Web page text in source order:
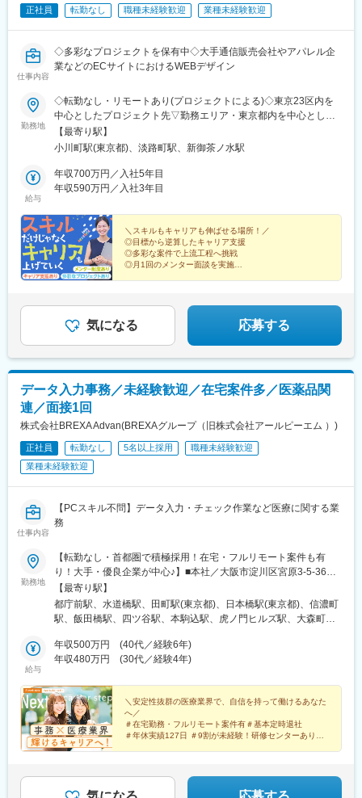
正社員 転勤なし 職種未経験歓迎 業種未経験歓迎
仕事内容
◇多彩なプロジェクトを保有中◇大手通信販売会社やアパレル企
業などのECサイトにおけるWEBデザイン
勤務地
◇転勤なし・リモートあり(プロジェクトによる)◇東京23区内を
中心としたプロジェクト先▽勤務エリア・東京都内を中心とした
一都三県・東京23区内のプロジェクトが中心・プロジェクトによ
りリモートワークあり・千葉、埼玉、神奈川にも案件あり。強制
ル8F
【最寄り駅】
小川町駅(東京都)、淡路町駅、新御茶ノ水駅
給与
年収700万円／入社5年目
年収590万円／入社3年目
＼スキルもキャリアも伸ばせる場所！／
◎目標から逆算したキャリア支援
◎多彩な案件で上流工程へ挑戦
◎月1回のメンター面談を実施
◎挑戦を否定しない企業文化
気になる 応募する
データ入力事務／未経験歓迎／在宅案件多／医薬品関
連／面接1回
株式会社BREXA Advan(BREXAグループ（旧株式会社アールピーエム ）)
正社員 転勤なし 5名以上採用
職種未経験歓迎
業種未経験歓迎
仕事内容
【PCスキル不問】データ入力・チェック作業など医療に関する業
務
勤務地
【転勤なし・首都圏で積極採用！在宅・フルリモート案件も有
り！大手・優良企業が中心♪】■本社／大阪市淀川区宮原3-5-36
新大阪トラストタワー19F変更の範囲、上記を除く当社関連勤務
地◆プロジェクト先例東京23区内、横浜、大宮、千葉、その他＜
配属先最寄り駅の一例＞飯田橋／日本橋／浜松町／信濃町／四ツ
◆POINT！#大手企業など約300社の取引先あり！（製薬メーカ
ー、製薬関連企業、化粧品関連企業、臨床研究センターなど）#最
在宅プロジェクト多数＃定時退社基本＆土日祝休み＃安定性抜群
の医療業界で事務として活躍＃未経験入社8割×研修センターで手
厚くフォロー＃産育休の取得実績100％#転居を伴う転勤なし※受
動喫煙対策：オフィス内禁煙
【最寄り駅】
都庁前駅、水道橋駅、田町駅(東京都)、日本橋駅(東京都)、信濃町
駅、飯田橋駅、四ツ谷駅、本駒込駅、虎ノ門ヒルズ駅、大森町
駅(東京都)、八丁堀駅(東京都)、三越前駅、宝町駅(東京都)、高輪
ゲートウェイ駅、汐留駅、落合駅(東京都)、新大塚駅、千石駅、茗
五反田駅、昭島駅、大宮駅(埼玉県)、さいたま新都心駅、南大塚
駅、川崎駅、横浜駅、あざみ野駅、青葉台駅、綱島駅、柏の葉キ
ャンパス駅、南新宿駅、西新宿駅、後楽園駅、三田駅(東京都)、国
立競技場駅、牛込神楽坂駅、麹町駅、御成門駅、梅屋敷駅(東京
都)、要町駅、茅場町駅、都電雑司ケ谷駅、京急蒲田駅、二重橋前
塚駅前駅、巣鴨駅、江戸川橋駅、東京テレポート駅、平和島駅、
多摩川駅、大崎広小路駅、京急川崎駅、平沼橋駅、新綱島駅、新
給与
年収500万円 (40代／経験6年)
年収480万円 (30代／経験4年)
＼安定性抜群の医療業界で、自信を持って働けるあなた
へ／
＃在宅勤務・フルリモート案件有＃基本定時退社
＃年休実績127日 ＃9割が未経験！研修センターあり